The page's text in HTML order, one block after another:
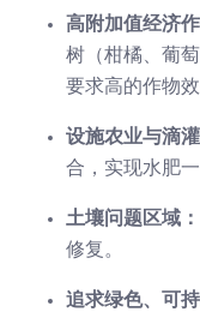
高附加值经济作
树（柑橘、葡
要求高的作物
设施农业与滴
合，实现水肥
土壤问题区域：
修复。
追求绿色、可